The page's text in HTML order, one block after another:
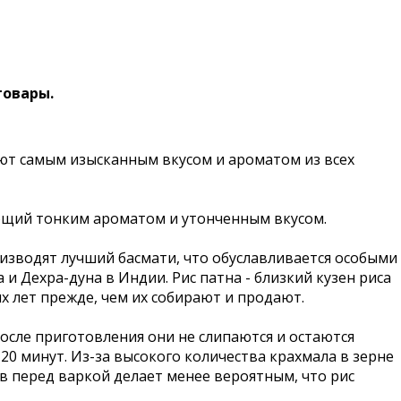
самым изысканным вкусом и ароматом из всех
тонким ароматом и утонченным вкусом.
лучший басмати, что обуславливается особыми
Дехра-дуна в Индии. Рис патна - близкий кузен риса
лет прежде, чем их собирают и продают.
приготовления они не слипаются и остаются
минут. Из-за высокого количества крахмала в зерне
перед варкой делает менее вероятным, что рис